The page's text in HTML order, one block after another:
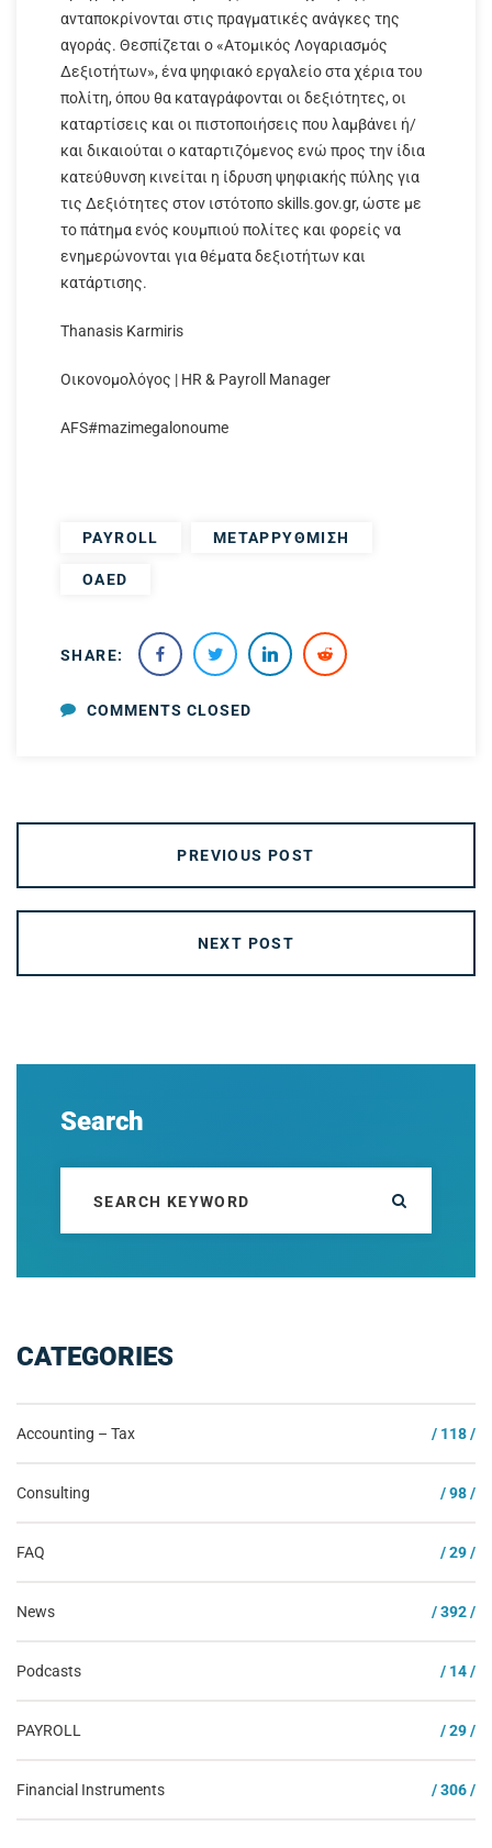
ανταποκρίνονται στις πραγματικές ανάγκες της
αγοράς. Θεσπίζεται ο «Ατομικός Λογαριασμός
Δεξιοτήτων», ένα ψηφιακό εργαλείο στα χέρια του
πολίτη, όπου θα καταγράφονται οι δεξιότητες, οι
καταρτίσεις και οι πιστοποιήσεις που λαμβάνει ή/
και δικαιούται ο καταρτιζόμενος ενώ προς την ίδια
κατεύθυνση κινείται η ίδρυση ψηφιακής πύλης για
τις Δεξιότητες στον ιστότοπο skills.gov.gr, ώστε με
το πάτημα ενός κουμπιού πολίτες και φορείς να
ενημερώνονται για θέματα δεξιοτήτων και
κατάρτισης.
Thanasis Karmiris
Οικονομολόγος | HR & Payroll Manager
AFS#mazimegalonoume
PAYROLL ΜΕΤΑΡΡΥΘΜΙΣΗ
OAED
SHARE:
COMMENTS CLOSED
PREVIOUS POST
NEXT POST
Search
CATEGORIES
Accounting – Tax / 118 /
Consulting / 98 /
FAQ / 29 /
News / 392 /
Podcasts / 14 /
PAYROLL / 29 /
Financial Instruments / 306 /